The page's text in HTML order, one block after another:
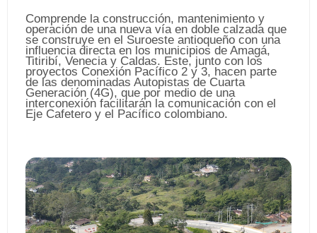
Comprende la construcción, mantenimiento y
operación de una nueva vía en doble calzada que
se construye en el Suroeste antioqueño con una
influencia directa en los municipios de Amagá,
Titiribí, Venecia y Caldas. Este, junto con los
proyectos Conexión Pacífico 2 y 3, hacen parte
de las denominadas Autopistas de Cuarta
Generación (4G), que por medio de una
interconexión facilitarán la comunicación con el
Eje Cafetero y el Pacífico colombiano.